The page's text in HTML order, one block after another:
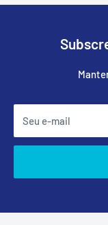
Seu e-mail